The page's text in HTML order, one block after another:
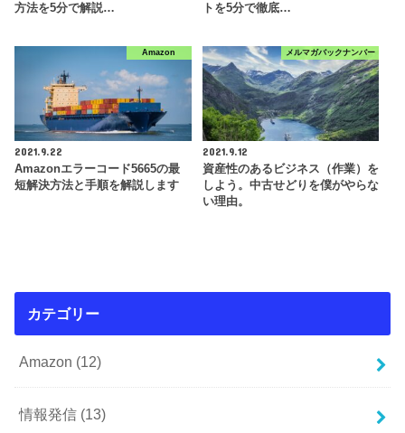
方法を5分で解説…
トを5分で徹底…
Amazon
2021.9.22
Amazonエラーコード5665の最
短解決方法と手順を解説します
メルマガバックナンバー
2021.9.12
資産性のあるビジネス（作業）を
しよう。中古せどりを僕がやらな
い理由。
カテゴリー
Amazon (12)
情報発信 (13)